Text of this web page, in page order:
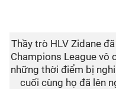
Thầy trò HLV Zidane
Champions League vô
những thời điểm bị
cuối cùng họ đã lên